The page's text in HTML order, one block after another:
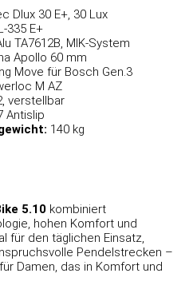
Dlux 30 E+, 30 Lux
335 E+
TA7612B, MIK-System
Apollo 60 mm
Move für Bosch Gen.3
M AZ
verstellbar
Antislip
140 kg
5.10 kombiniert
hohen Komfort und
für den täglichen Einsatz,
Pendelstrecken –
Damen, das in Komfort und